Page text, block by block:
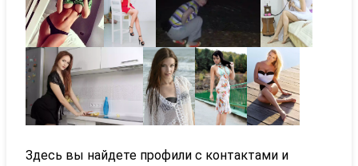
Здесь вы найдете профили с контактами и